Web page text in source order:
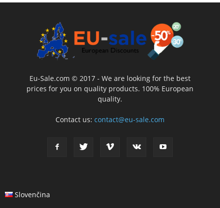
Eu-Sale.com © 2017 - We are looking for the best
prices for you on quality products. 100% European
quality.
Contact us: contact@eu-sale.com
Slovenčina